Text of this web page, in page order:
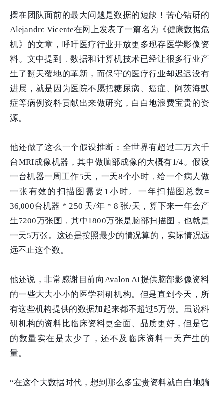
摆在团队面前的最大问题是数据的短缺！苦心钻研的
Alejandro Vicente在网上发表了一篇名为《健康数据危
机》的文章，呼吁医疗行业开放更多现存医学影像资
料。文中提到，数据和计算机技术已经让很多行业产
生了翻天覆地的革新，而保守的医疗行业却迟迟没有
进展，就是因为医院不愿把糖尿病、癌症、阿茨海默
症等病例资料贡献出来做研究，白白地浪费宝贵的资
源。
他还做了这么一个假设推断：全世界有超过三万六千
台MRI成像机器，其中做脑部成像的大概有1/4。假设
一台机器一周工作5天，一天8个小时，给一个病人做
一张有效的扫描图需要1小时。一年扫描图总数=
36,000台机器 * 250 天/年 * 8 张/天，算下来一年会产
生7200万张图，其中1800万张是脑部扫描图，也就是
一天5万张。这还是按照最少的情况算的，实际情况远
远不止这个数。
他还说，非常感谢目前向Avalon AI提供脑部影像资料
的一些大大小小的医学科研机构。但是直到今天，所
有这些机构提供的数据加起来都不超过5万份。虽说科
研机构的资料比临床资料更全面、品质更好，但是它
的数量实在是太少了，还不及临床资料一天产生的
量。
“在这个大数据时代，想到那么多宝贵资料就白白地躺